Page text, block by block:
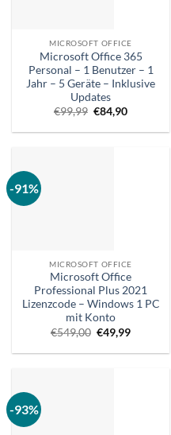
MICROSOFT OFFICE
Microsoft Office 365
Personal – 1 Benutzer – 1
Jahr – 5 Geräte – Inklusive
Updates
€99,99 Ursprünglicher
Preis
war:
€84,90Aktueller
ist:
-91%
MICROSOFT OFFICE
Microsoft Office
Professional Plus 2021
Lizenzcode – Windows 1 PC
mit Konto
€549,00 Ursprünglicher
Preis
war:
€49,99Aktueller
ist:
-93%